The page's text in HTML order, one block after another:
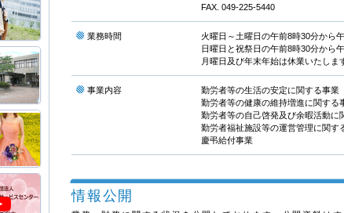
FAX. 049-225-5440
業務時間
火曜日～土曜日の午前8時30分から
日曜日と祝祭日の午前8時30分から
月曜日及び年末年始は休業いたしま
事業内容
勤労者等の生活の安定に関する事業
勤労者等の健康の維持増進に関する
勤労者等の自己啓発及び余暇活動に
勤労者福祉施設等の運営管理に関す
慶弔給付事業
情報公開